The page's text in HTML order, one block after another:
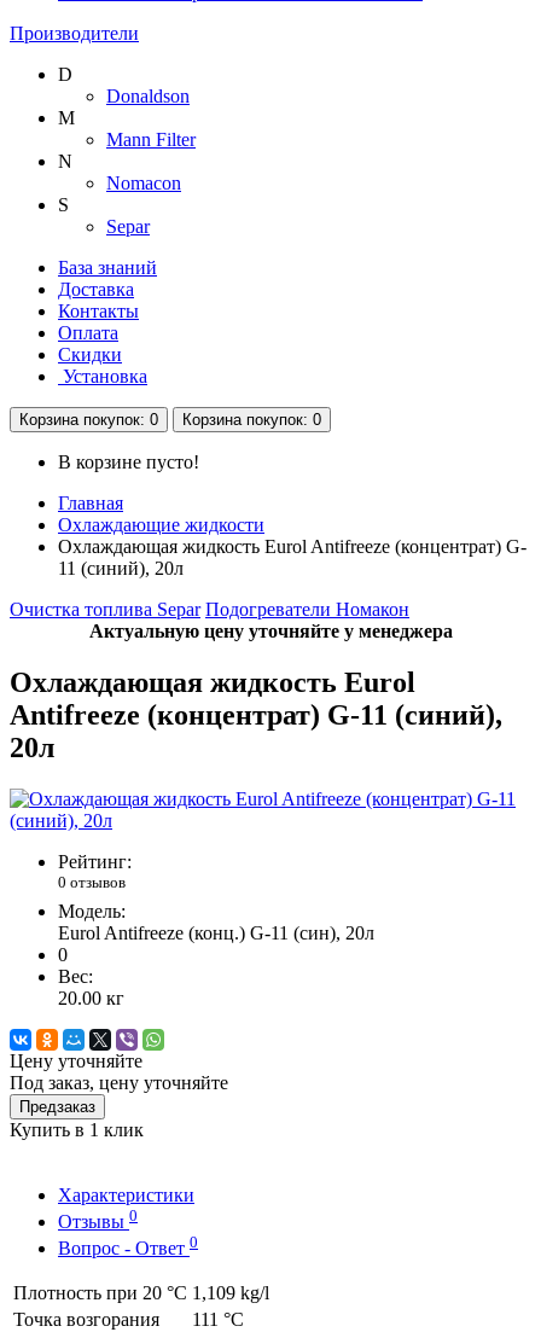
Производители
D
Donaldson
M
Mann Filter
N
Nomacon
S
Separ
База знаний
Доставка
Контакты
Оплата
Скидки
Установка
Корзинапокупок: 0 Корзинапокупок: 0
В корзине пусто!
Главная
Охлаждающие жидкости
Охлаждающая жидкость Eurol Antifreeze (концентрат) G-
11 (синий), 20л
Очистка топлива Separ Подогреватели Номакон
Актуальную цену уточняйте у менеджера
Охлаждающая жидкость Eurol
Antifreeze (концентрат) G-11 (синий),
20л
Рейтинг:
0 отзывов
Модель:
Eurol Antifreeze (конц.) G-11 (син), 20л
0
Вес:
20.00 кг
Цену уточняйте
Под заказ, цену уточняйте
Предзаказ
Купить в 1 клик
Характеристики
Отзывы 0
Вопрос - Ответ 0
Плотность при 20 °C 1,109 kg/l
Точка возгорания
111 °C